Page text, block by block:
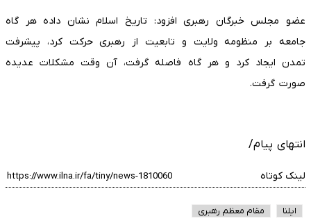
عضو مجلس خبرگان رهبری افزود: تاریخ اسلام نشان داده هر گاه
جامعه بر منظومه ولایت و تابعیت از رهبری حرکت کرد، پیشرفت
تمدن ایجاد کرد و هر گاه فاصله گرفت، آن وقت مشکلات عدیده
صورت گرفت.
انتهای پیام/
لینک کوتاه
ایلنا مقام معظم رهبری